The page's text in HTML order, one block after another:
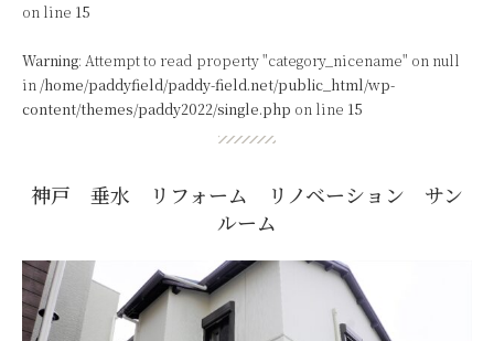
on line 15
Warning: Attempt to read property "category_nicename" on null
in /home/paddyfield/paddy-field.net/public_html/wp-
content/themes/paddy2022/single.php on line 15
神戸 垂水 リフォーム リノベーション サン
ルーム